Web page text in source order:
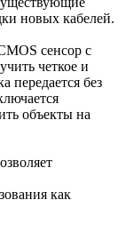
новых кабелей.
сенсор c
четкое и
передается без
объекты на
как